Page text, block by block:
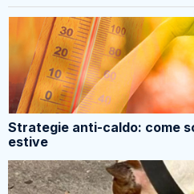
Strategie anti-caldo: come
estive